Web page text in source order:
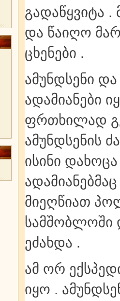
გადაწყვიტა .
და წაიღო
ცხენები .
ამუნდსენი
ადამიანები
ფრთხილად
ამუნდსენის
ისინი
მიეღწიათ
სამშობლოში
ეძახდა .
ამ ორ
იყო .